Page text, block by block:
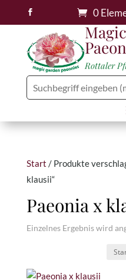
 0
Rottaler
Start / Produkte
klausii“
Paeonia x
Einzelnes Ergebnis wird